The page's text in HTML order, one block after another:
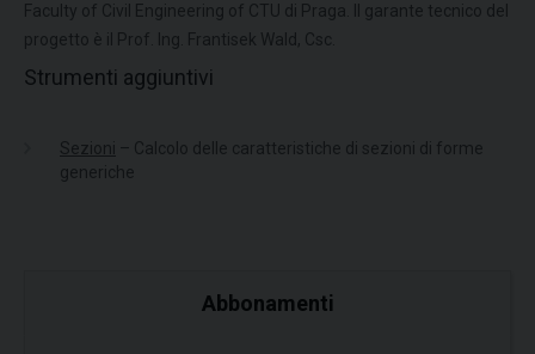
Faculty of Civil Engineering of CTU di Praga. Il garante tecnico del
progetto è il Prof. Ing. Frantisek Wald, Csc.
Strumenti aggiuntivi
Sezioni – Calcolo delle caratteristiche di sezioni di forme
generiche
Abbonamenti